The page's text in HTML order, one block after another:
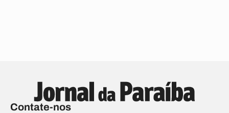
Contate-nos